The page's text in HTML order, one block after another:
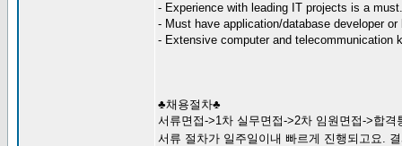
- Experience with leading IT projects is a must.
- Must have application/database developer
- Extensive computer and telecommunication
♣채용절차♣
서류면접->1차 실무면접->2차 임원면접->합격
서류 절차가 일주일이내 빠르게 진행되고요.